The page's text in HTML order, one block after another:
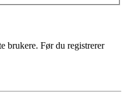
brukere. Før du registrerer